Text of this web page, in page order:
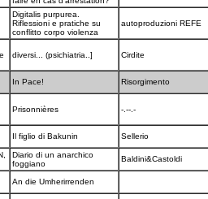
Digitalis purpurea.
Riflessioni e pratiche su
conflitto corpo violenza
autoproduzioni REFE
diversi... (psichiatria..] Cirdite
In Pace! Risorgimento
Prisonnières -.--.-
Il figlio di Bakunin Sellerio
Diario di un anarchico
foggiano
Baldini&Castoldi
An die Umherirrenden